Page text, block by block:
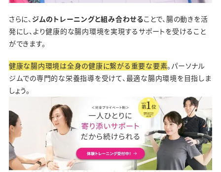
さらに、 ジムのトレーニングと組み合わせることで、腸の動きを活
発にし、より健康的な腸内環境を実現するサポートを受けること
ができます。
健康な腸内環境は全身の健康に繋がる重要な要素。パーソナル
ジムでの専門的な栄養指導を受けて、最適な腸内環境を目指しま
しょう。